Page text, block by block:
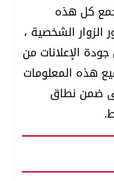
كل هذه
الشخصية ،
الإعلانات من
هذه المعلومات
ضمن نطاق